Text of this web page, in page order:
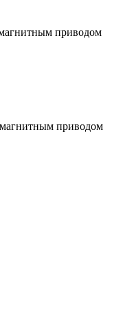
приводом
приводом